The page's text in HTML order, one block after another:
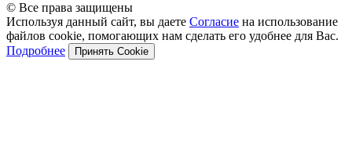
© Все права защищены
Используя данный сайт, вы даете Согласие на использование
файлов cookie, помогающих нам сделать его удобнее для Вас.
Подробнее
Принять Cookie